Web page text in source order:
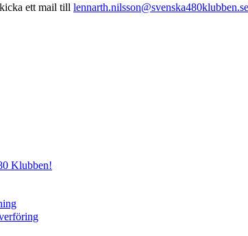
ett mail till lennarth.nilsson@svenska480klubben.se
Klubben!